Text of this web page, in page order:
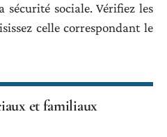
sociale. Vérifiez les
celle correspondant le
et familiaux